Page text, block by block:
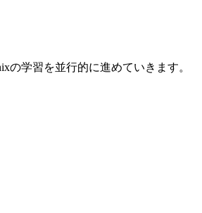
の学習を並行的に進めていきます。